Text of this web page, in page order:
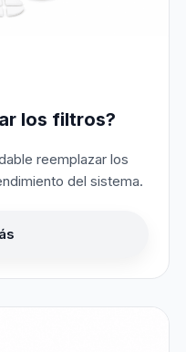
los filtros?
reemplazar los
del sistema.